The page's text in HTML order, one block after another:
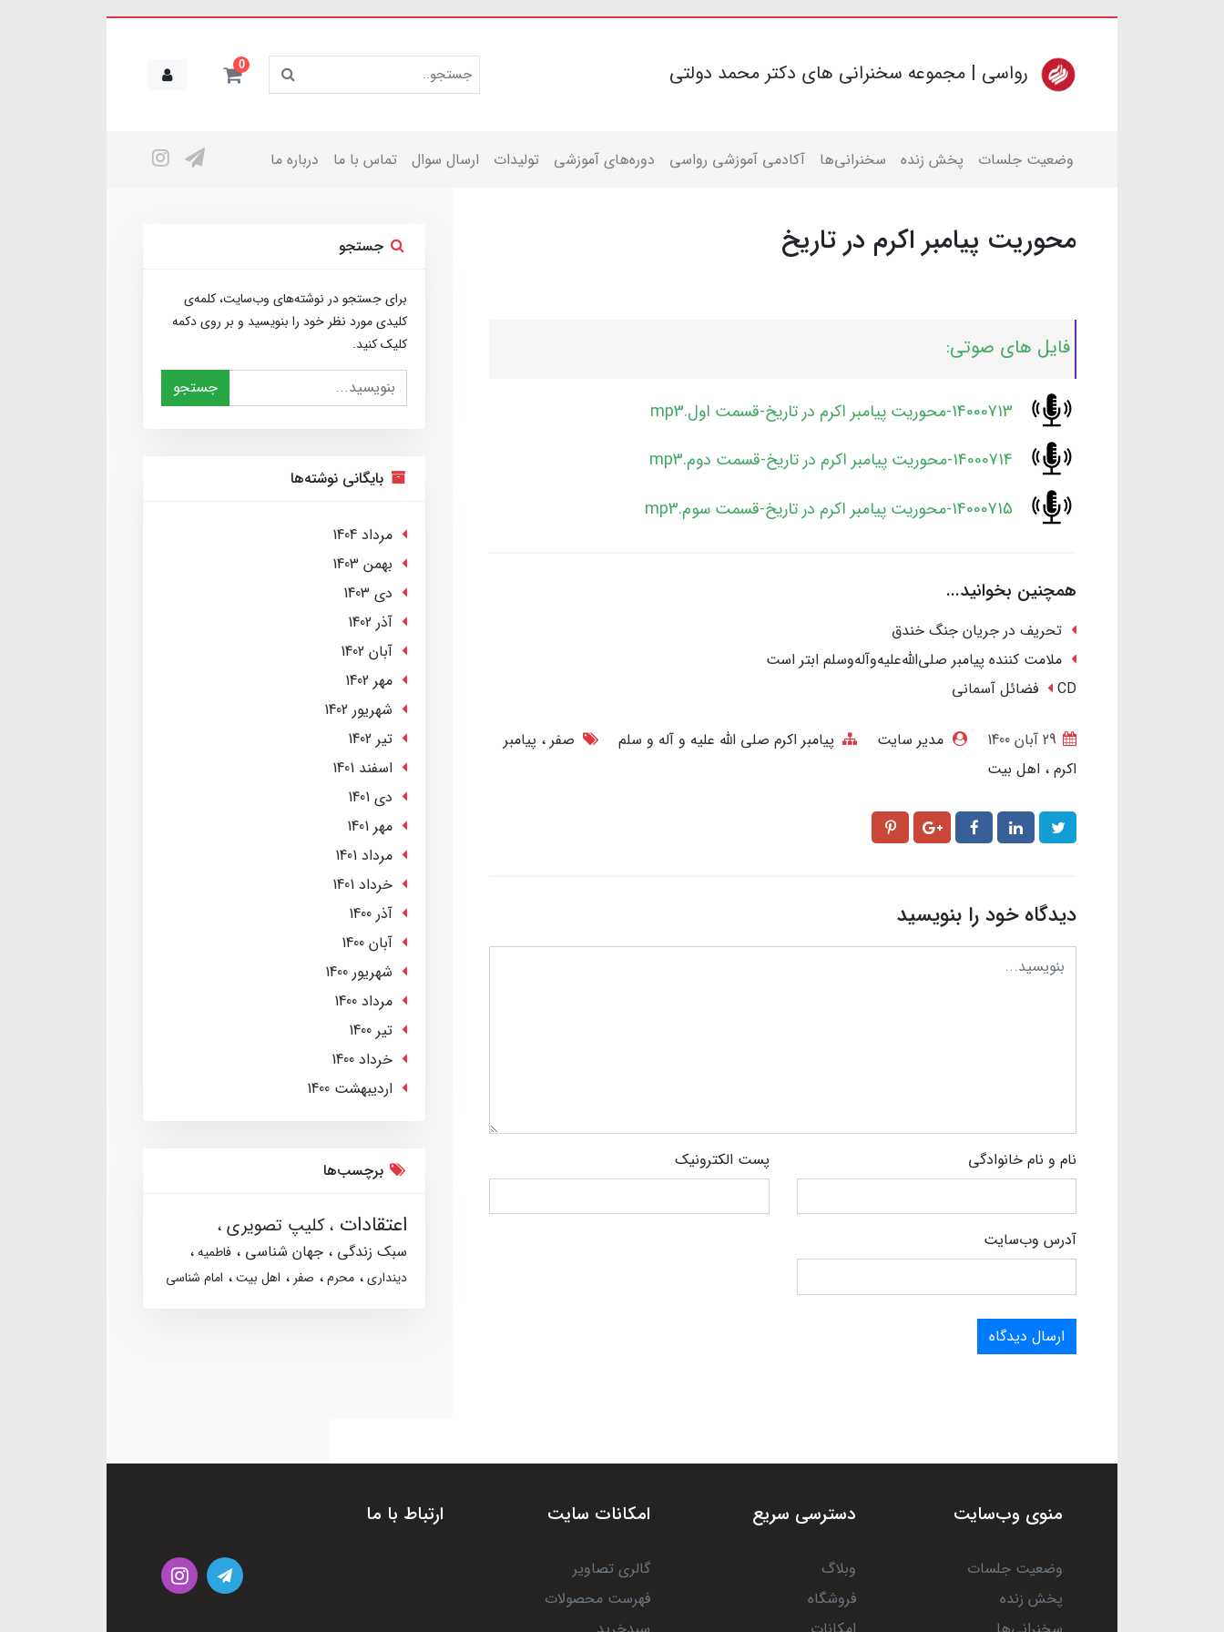
رواسی | مجموعه سخنرانی های دکتر محمد دولتی 0
وضعیت جلسات پخش زنده سخنرانی‌ها آکادمی آموزشی رواسی دوره‌های آموزشی تولیدات ارسال سوال تماس با ما درباره ما
محوریت پیامبر اکرم در تاریخ
فایل های صوتی:
14000713-محوریت پیامبر اکرم در تاریخ-قسمت اول.mp3
14000714-محوریت پیامبر اکرم در تاریخ-قسمت دوم.mp3
14000715-محوریت پیامبر اکرم در تاریخ-قسمت سوم.mp3
همچنین بخوانید...
تحریف در جریان جنگ خندق
ملامت کننده پیامبر صلی‌الله‌علیه‌وآله‌وسلم ابتر است
CD فضائل آسمانی
مدیر سایت پیامبر اکرم صلی الله علیه و آله و سلم صفر
پیامبر
اکرم
اهل بیت
دیدگاه خود را بنویسید
نام و نام خانوادگی پست الکترونیک
آدرس وب‌سایت
ارسال دیدگاه
جستجو
برای جستجو در نوشته‌های وب‌سایت، کلمه‌ی
کلیدی مورد نظر خود را بنویسید و بر روی دکمه
کلیک کنید.
جستجو
بایگانی نوشته‌ها
مرداد 1404
بهمن 1403
دی 1403
آذر 1402
آبان 1402
مهر 1402
شهریور 1402
تير 1402
اسفند 1401
دی 1401
مهر 1401
مرداد 1401
خرداد 1401
آذر 1400
آبان 1400
شهریور 1400
مرداد 1400
تير 1400
خرداد 1400
ارديبهشت 1400
برچسب‌ها
اعتقادات کلیپ تصویری
سبک زندگی جهان شناسی
فاطمیه
دینداری
محرم صفر اهل بیت امام شناسی
منوی وب‌سایت
وضعیت جلسات
پخش زنده
دسترسی سریع
وبلاگ
فروشگاه
امکانات سایت
گالری تصاویر
فهرست محصولات
ارتباط با ما